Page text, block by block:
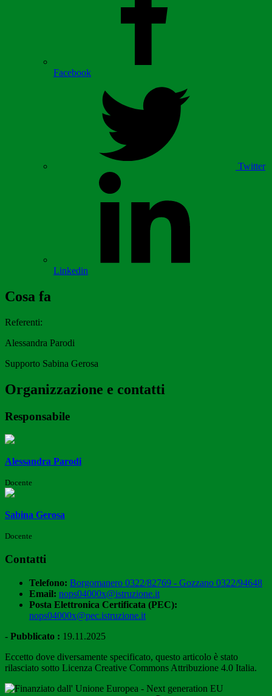
Facebook
Twitter
Linkedin
Cosa fa
Referenti:
Alessandra Parodi
Supporto Sabina Gerosa
Organizzazione e contatti
Responsabile
Alessandra Parodi
Docente
Sabina Gerosa
Docente
Contatti
Telefono: Borgomanero 0322/82769 - Gozzano 0322/94648
Email: nops04000x@istruzione.it
Posta Elettronica Certificata (PEC):
nops04000x@pec.istruzione.it
- Pubblicato : 19.11.2025
Eccetto dove diversamente specificato, questo articolo è stato
rilasciato sotto Licenza Creative Commons Attribuzione 4.0 Italia.